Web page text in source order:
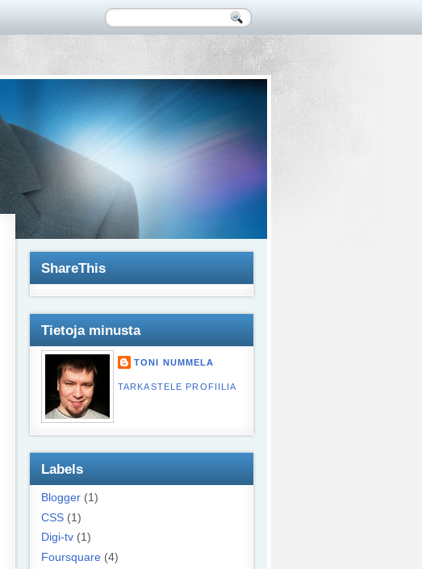
ShareThis
Tietoja minusta
TONI NUMMELA
TARKASTELE PROFIILIA
Labels
Blogger (1)
CSS (1)
Digi-tv (1)
Foursquare (4)